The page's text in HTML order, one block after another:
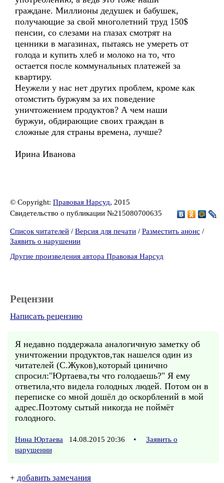
граждане. Миллионы дедушек и бабушек,
получающие за свой многолетний труд 150$
пенсии, со слезами на глазах смотрят на
ценники в магазинах, пытаясь не умереть от
голода и купить хлеб и молоко на то, что
остается после коммунальных платежей за
квартиру.
Неужели у нас нет других проблем, кроме как
отомстить буржуям за их поведение
уничтожением продуктов? А чем наши
буржуи, обдирающие своих граждан в
сложные для страны времена, лучше?
Ирина Иванова
© Copyright: Правовая Нарсуд, 2015
Свидетельство о публикации №215080700635
Список читателей / Версия для печати / Разместить анонс /
Заявить о нарушении
Другие произведения автора Правовая Нарсуд
Рецензии
Написать рецензию
Я недавно поддержала аналогичную заметку об
уничтожении продуктов,так нашелся один из
читателей (С.Жуков),который цинично
спросил:"Юртаева,ты что голодаешь?" Я ему
ответила,что видела голодных людей. Потом он в
переписке со мной дошёл до оскорблений в мой
адрес.Поэтому сытый никогда не поймёт
голодного.
Нина Юртаева 14.08.2015 20:36 •
Заявить о
нарушении
+ добавить замечания